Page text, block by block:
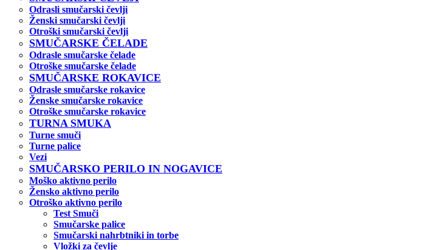
Odrasli smučarski čevlji
Ženski smučarski čevlji
Otroški smučarski čevlji
SMUČARSKE ČELADE
Odrasle smučarske čelade
Otroške smučarske čelade
SMUČARSKE ROKAVICE
Odrasle smučarske rokavice
Ženske smučarske rokavice
Otroške smučarske rokavice
TURNA SMUKA
Turne smuči
Turne palice
Vezi
SMUČARSKO PERILO IN NOGAVICE
Moško aktivno perilo
Žensko aktivno perilo
Otroško aktivno perilo
Test Smuči
Smučarske palice
Smučarski nahrbtniki in torbe
Vložki za čevlje